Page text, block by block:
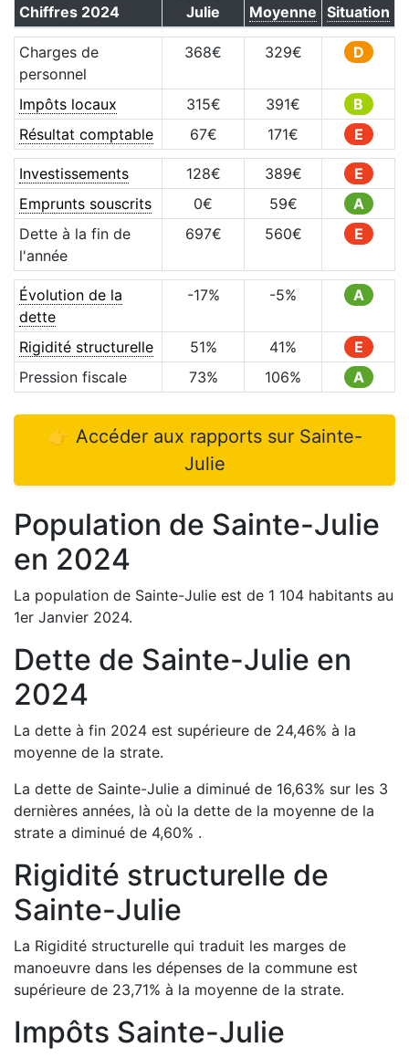
Chiffres 2024
Julie
Moyenne Situation
Charges de
personnel
368€ 329€ D
Impôts locaux 315€ 391€
B
Résultat comptable
67€ 171€ E
Investissements 128€ 389€
E
Emprunts souscrits
0€ 59€
A
Dette à la fin de
l'année
697€ 560€ E
Évolution de la
dette
-17% -5% A
Rigidité structurelle 51% 41%
E
Pression fiscale
73% 106% A
👉 Accéder aux rapports sur Sainte-
Julie
Population de Sainte-Julie
en 2024
La population de Sainte-Julie est de 1 104 habitants au
1er Janvier 2024.
Dette de Sainte-Julie en
2024
La dette à fin 2024 est supérieure de 24,46% à la
moyenne de la strate.
La dette de Sainte-Julie a diminué de 16,63% sur les 3
dernières années, là où la dette de la moyenne de la
strate a diminué de 4,60% .
Rigidité structurelle de
Sainte-Julie
La Rigidité structurelle qui traduit les marges de
manoeuvre dans les dépenses de la commune est
supérieure de 23,71% à la moyenne de la strate.
Impôts Sainte-Julie